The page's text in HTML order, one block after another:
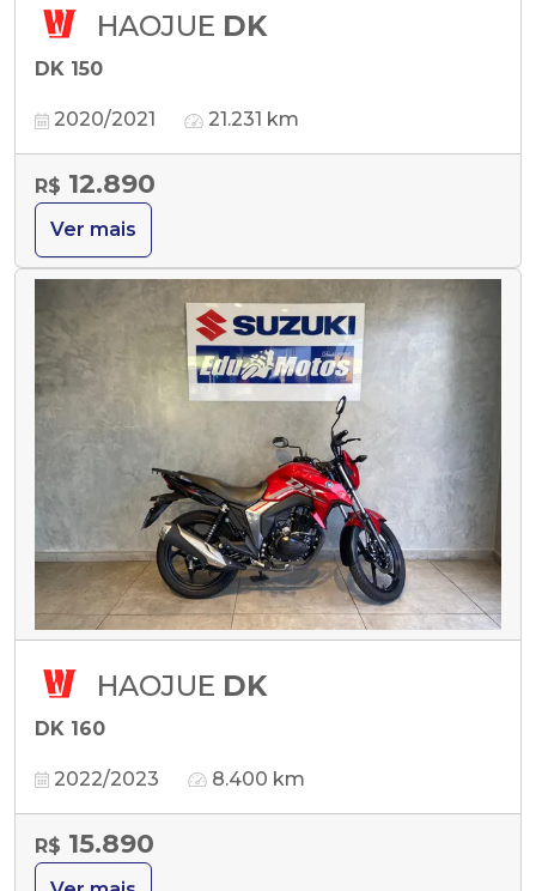
HAOJUE DK
DK 150
2020/2021 21.231 km
R$ 12.890
Ver mais
HAOJUE DK
DK 160
2022/2023 8.400 km
R$ 15.890